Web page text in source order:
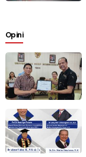
Opini